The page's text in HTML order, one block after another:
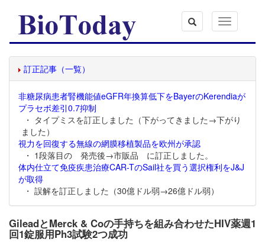
Toggle
navigation
訂正記事（一覧）
非糖尿病患者腎機能値eGFR年換算低下をBayerのKerendiaが
プラセボ差引0.7抑制
・ タイプミスを訂正しました（下がってきました→下がり
ました）
視力を回復する無線の網膜移植製品を欧州が承認
・ 1段落目の 発売後→市販品 に訂正しました。
体内仕立て免疫疾患治療CAR-TのSail社を買う選択権利をJ&J
が取得
・ 誤解を訂正しました（30億ドル弱→26億ドル弱）
GileadとMerck & Coの手持ちを組み合わせたHIV薬週1
回1錠服用Ph3試験2つ成功